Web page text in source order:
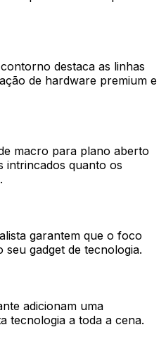
destaca as linhas
de hardware premium e
macro para plano aberto
intrincados quanto os
garantem que o foco
gadget de tecnologia.
adicionam uma
tecnologia a toda a cena.